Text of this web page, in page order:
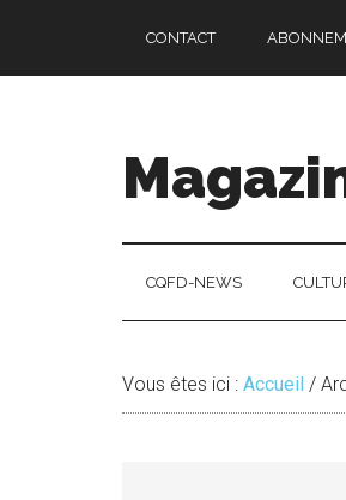
contenu
secondary
la
CONTACT
CQFD-NEWS
Vous êtes ici : Accueil /